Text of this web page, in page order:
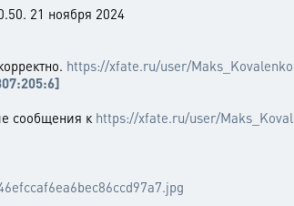
21 ноября 2024
https://xfate.ru/user/Maks_Kovalenko
сообщения к https://xfate.ru/user/